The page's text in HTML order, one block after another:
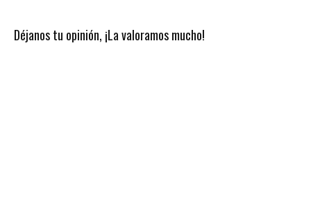
Déjanos tu opinión, ¡La valoramos mucho!